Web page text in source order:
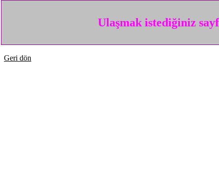
Ulaşmak istediğiniz
Geri dön